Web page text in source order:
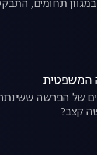
תחומים,
המשפטית
קצב?